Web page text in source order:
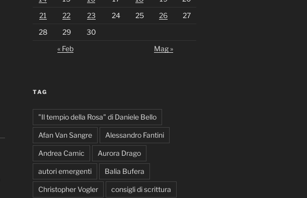
21
22 23 24 25 26
27
28
29
30
« Feb
Mag »
TAG
"Il tempio della Rosa" di Daniele Bello
Afan Van Sangre Alessandro Fantini
Andrea Camic Aurora Drago
autori emergenti Balia Bufera
Christopher Vogler consigli di scrittura